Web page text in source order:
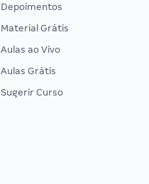
Depoimentos
Material Grátis
Aulas ao Vivo
Aulas Grátis
Sugerir Curso